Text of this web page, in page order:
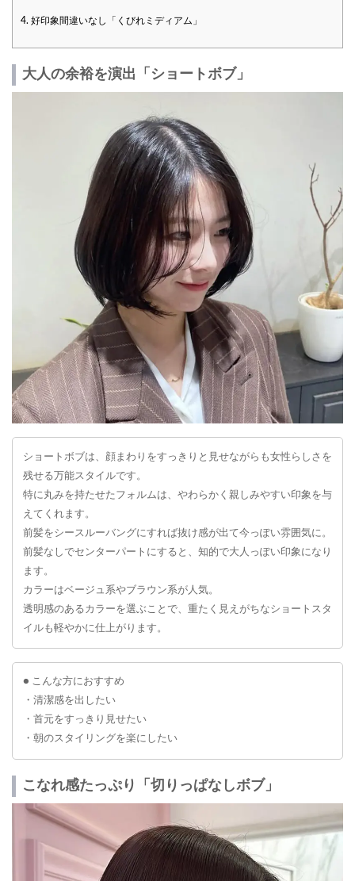
4. 好印象間違いなし「くびれミディアム」
大人の余裕を演出「ショートボブ」
ショートボブは、顔まわりをすっきりと見せながらも女性らしさを
残せる万能スタイルです。
特に丸みを持たせたフォルムは、やわらかく親しみやすい印象を与
えてくれます。
前髪をシースルーバングにすれば抜け感が出て今っぽい雰囲気に。
前髪なしでセンターパートにすると、知的で大人っぽい印象になり
ます。
カラーはベージュ系やブラウン系が人気。
透明感のあるカラーを選ぶことで、重たく見えがちなショートスタ
イルも軽やかに仕上がります。
● こんな方におすすめ
・清潔感を出したい
・首元をすっきり見せたい
・朝のスタイリングを楽にしたい
こなれ感たっぷり「切りっぱなしボブ」